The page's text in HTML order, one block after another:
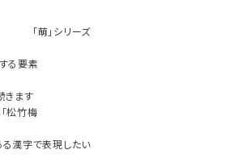
「萌」シリーズ
る要素
きます
松竹梅
漢字で表現したい